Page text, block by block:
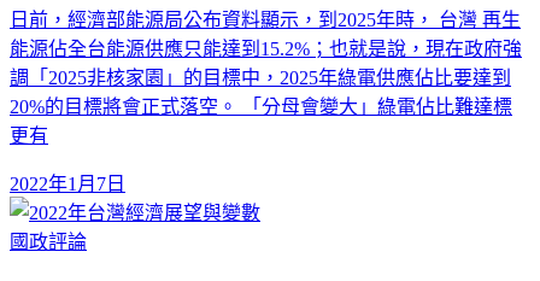
日前，經濟部能源局公布資料顯示，到2025年時， 台灣 再生
能源佔全台能源供應只能達到15.2%；也就是說，現在政府強
調「2025非核家園」的目標中，2025年綠電供應佔比要達到
20%的目標將會正式落空。 「分母會變大」綠電佔比難達標
更有
2022年1月7日
國政評論